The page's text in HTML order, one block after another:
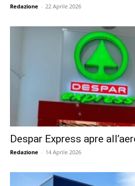
Redazione - 22 Aprile 2026
Despar Express apre
Redazione - 14 Aprile 2026